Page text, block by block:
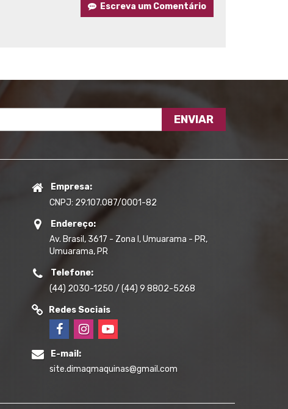
Escreva um Comentário
ENVIAR
Empresa:
CNPJ: 29.107.087/0001-82
Endereço:
Av. Brasil, 3617 - Zona I, Umuarama - PR,
Umuarama, PR
Telefone:
(44) 2030-1250 / (44) 9 8802-5268
Redes Sociais
E-mail:
site.dimaqmaquinas@gmail.com